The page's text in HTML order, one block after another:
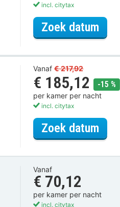
incl. citytax
Zoek datum
Vanaf € 217,92
€ 185,12 -15 %
per kamer per nacht
incl. citytax
Zoek datum
Vanaf
€ 70,12
per kamer per nacht
incl. citytax